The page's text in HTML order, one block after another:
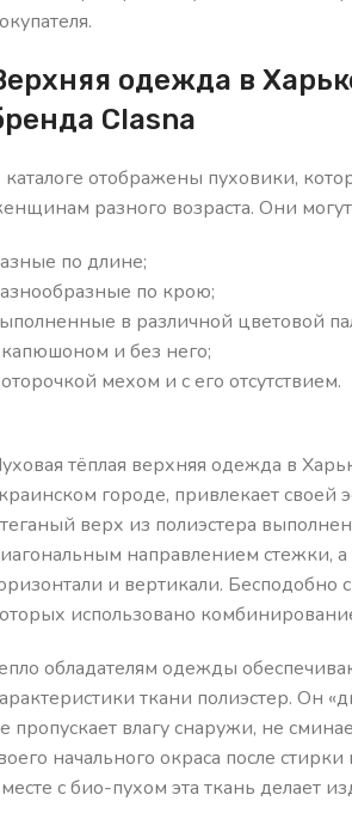
одежда в
Clasna
отображены пуховики,
разного возраста. Они
по длине;
по крою;
в различной цветовой
и без него;
мехом и с его отсутствием.
тёплая верхняя одежда в
городе, привлекает своей
верх из полиэстера
направлением стежки, а
и вертикали. Бесподобно
использовано
обладателям одежды
ткани полиэстер. Он
пропускает влагу снаружи, не
начального окраса после
с био-пухом эта ткань делает